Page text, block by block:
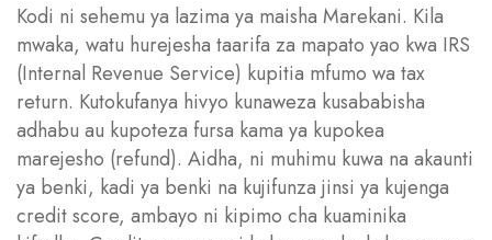
Kodi ni sehemu ya lazima ya maisha Marekani. Kila
mwaka, watu hurejesha taarifa za mapato yao kwa IRS
(Internal Revenue Service) kupitia mfumo wa tax
return. Kutokufanya hivyo kunaweza kusababisha
adhabu au kupoteza fursa kama ya kupokea
marejesho (refund). Aidha, ni muhimu kuwa na akaunti
ya benki, kadi ya benki na kujifunza jinsi ya kujenga
credit score, ambayo ni kipimo cha kuaminika